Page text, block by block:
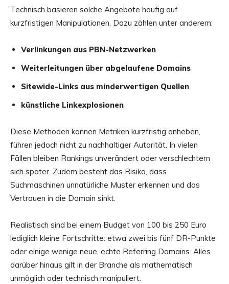
Technisch basieren solche Angebote häufig auf
kurzfristigen Manipulationen. Dazu zählen unter anderem:
Verlinkungen aus PBN-Netzwerken
Weiterleitungen über abgelaufene Domains
Sitewide-Links aus minderwertigen Quellen
künstliche Linkexplosionen
Diese Methoden können Metriken kurzfristig anheben,
führen jedoch nicht zu nachhaltiger Autorität. In vielen
Fällen bleiben Rankings unverändert oder verschlechtern
sich später. Zudem besteht das Risiko, dass
Suchmaschinen unnatürliche Muster erkennen und das
Vertrauen in die Domain sinkt.
Realistisch sind bei einem Budget von 100 bis 250 Euro
lediglich kleine Fortschritte: etwa zwei bis fünf DR-Punkte
oder einige wenige neue, echte Referring Domains. Alles
darüber hinaus gilt in der Branche als mathematisch
unmöglich oder technisch manipuliert.